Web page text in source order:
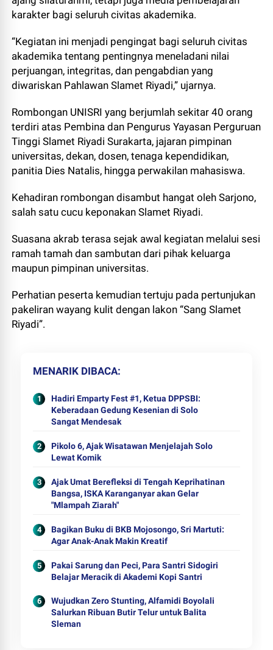
karakter bagi seluruh civitas akademika.
“Kegiatan ini menjadi pengingat bagi seluruh civitas
akademika tentang pentingnya meneladani nilai
perjuangan, integritas, dan pengabdian yang
diwariskan Pahlawan Slamet Riyadi,” ujarnya.
Rombongan UNISRI yang berjumlah sekitar 40 orang
terdiri atas Pembina dan Pengurus Yayasan Perguruan
Tinggi Slamet Riyadi Surakarta, jajaran pimpinan
universitas, dekan, dosen, tenaga kependidikan,
panitia Dies Natalis, hingga perwakilan mahasiswa.
Kehadiran rombongan disambut hangat oleh Sarjono,
salah satu cucu keponakan Slamet Riyadi.
Suasana akrab terasa sejak awal kegiatan melalui sesi
ramah tamah dan sambutan dari pihak keluarga
maupun pimpinan universitas.
Perhatian peserta kemudian tertuju pada pertunjukan
pakeliran wayang kulit dengan lakon “Sang Slamet
Riyadi”.
MENARIK DIBACA
Hadiri Emparty Fest #1, Ketua DPPSBI:
Keberadaan Gedung Kesenian di Solo
Sangat Mendesak
Pikolo 6, Ajak Wisatawan Menjelajah Solo
Lewat Komik
Ajak Umat Berefleksi di Tengah Keprihatinan
Bangsa, ISKA Karanganyar akan Gelar
"Mlampah Ziarah"
Bagikan Buku di BKB Mojosongo, Sri Martuti:
Agar Anak-Anak Makin Kreatif
Pakai Sarung dan Peci, Para Santri Sidogiri
Belajar Meracik di Akademi Kopi Santri
Wujudkan Zero Stunting, Alfamidi Boyolali
Salurkan Ribuan Butir Telur untuk Balita
Sleman